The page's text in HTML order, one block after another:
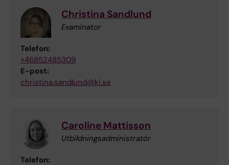
Christina Sandlund
Examinator
Telefon:
+46852485309
E-post:
christina.sandlund@ki.se
Caroline Mattisson
Utbildningsadministratör
Telefon: